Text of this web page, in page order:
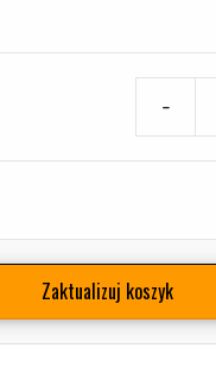
-
Zaktualizuj koszyk